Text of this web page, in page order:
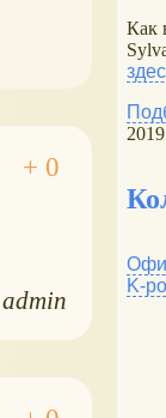
admin
Как
K-